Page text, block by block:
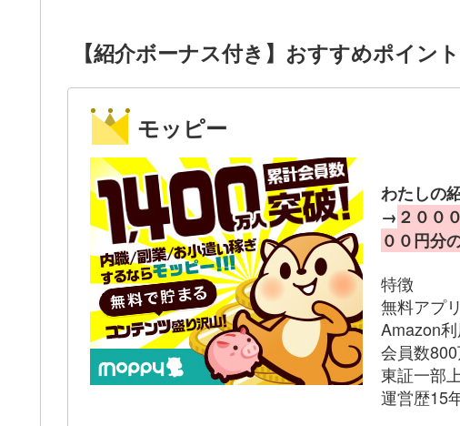
【紹介ボーナス付き】おすすめポイン
モッピー
わたしの
→ ２００
００円分
特徴
無料アプ
Amazon
会員数800
東証一部
運営歴15